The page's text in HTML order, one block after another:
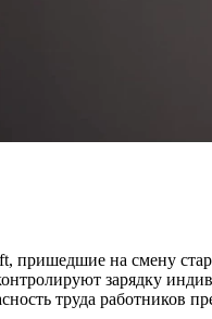
пришедшие на смену
зарядку
труда работников